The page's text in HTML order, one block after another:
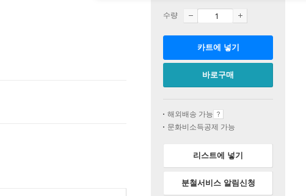
수량
카트에 넣기
바로구매
해외배송 가능
문화비소득공제 가능
리스트에 넣기
분철서비스 알림신청